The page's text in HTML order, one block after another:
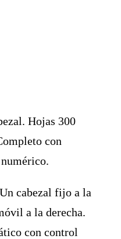
Hojas 300
con
cabezal fijo a la
a la derecha.
con control